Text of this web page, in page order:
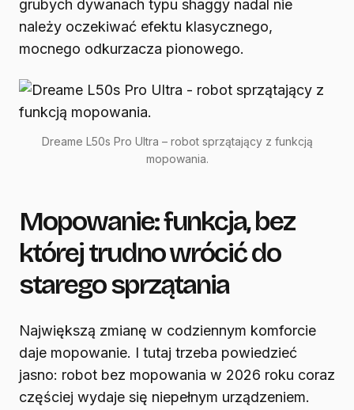
grubych dywanach typu shaggy nadal nie
należy oczekiwać efektu klasycznego,
mocnego odkurzacza pionowego.
Dreame L50s Pro Ultra – robot sprzątający z funkcją
mopowania.
Mopowanie: funkcja, bez
której trudno wrócić do
starego sprzątania
Największą zmianę w codziennym komforcie
daje mopowanie. I tutaj trzeba powiedzieć
jasno: robot bez mopowania w 2026 roku coraz
częściej wydaje się niepełnym urządzeniem.